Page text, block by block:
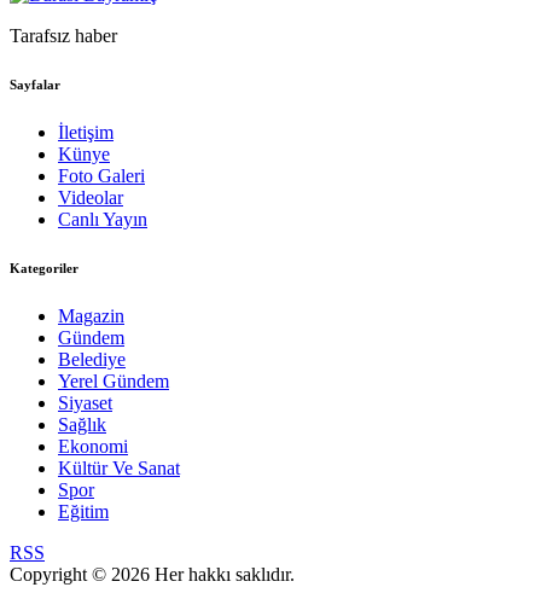
Tarafsız haber
Sayfalar
İletişim
Künye
Foto Galeri
Videolar
Canlı Yayın
Kategoriler
Magazin
Gündem
Belediye
Yerel Gündem
Siyaset
Sağlık
Ekonomi
Kültür Ve Sanat
Spor
Eğitim
RSS
Copyright © 2026 Her hakkı saklıdır.